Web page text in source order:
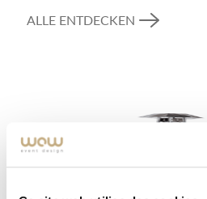
ALLE ENTDECKEN